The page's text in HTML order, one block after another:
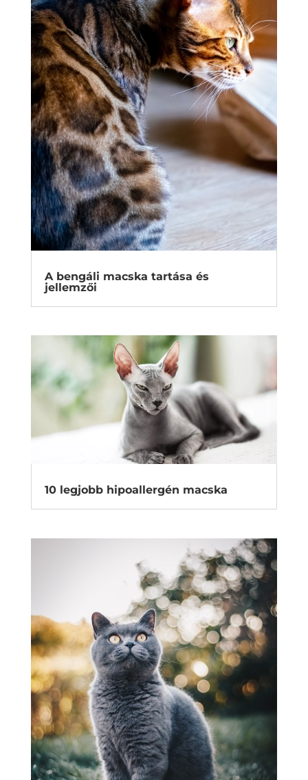
A bengáli macska tartása és
jellemzői
10 legjobb hipoallergén macska